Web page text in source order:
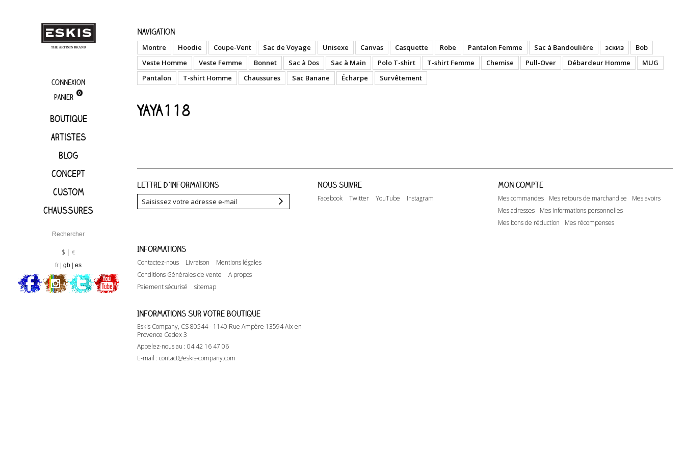
Connexion
Panier
0
Boutique
artistes
Blog
Concept
Custom
Chaussures
$ €
fr gb es
YAYA118
Navigation
Montre Hoodie Coupe-Vent Sac de Voyage Unisexe Canvas Casquette Robe Pantalon Femme Sac à Bandoulière эскиз
Bob
Veste Homme
Veste Femme Bonnet Sac à Dos Sac à Main Polo T-shirt T-shirt Femme Chemise Pull-Over Débardeur Homme
MUG
Pantalon
T-shirt Homme Chaussures Sac Banane Écharpe Survêtement
YAYA118
Lettre d'informations Nous suivre
Facebook Twitter YouTube Instagram
Mon compte
Mes commandes Mes retours de marchandise
Mes avoirs
Mes adresses
Mes informations personnelles
Mes bons de réduction
Mes récompenses
Informations
Contactez-nous Livraison
Mentions légales
Conditions Générales de vente
A propos
Paiement sécurisé
sitemap
Informations sur votre boutique
Eskis Company, CS 80544 - 1140 Rue Ampère 13594 Aix en
Provence Cedex 3
Appelez-nous au : 04 42 16 47 06
E-mail : contact@eskis-company.com